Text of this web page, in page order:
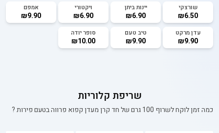
שורצקי
₪6.50
יינות ביתן
₪6.90
ויקטורי
₪6.90
אמפם
₪9.90
עדן מרקט
₪9.90
טיב טעם
₪9.90
סופר יודה
₪10.00
שריפת קלוריות
כמה זמן לוקח לשרוף 100 גרם של חד קרן מעדן קפוא פרווה בטעם פירות?